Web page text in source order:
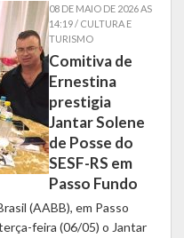
08 DE MAIO DE 2026 AS
14:19 / CULTURA E
TURISMO
Comitiva de
Ernestina
prestigia
Jantar Solene
de Posse do
SESF-RS em
Passo Fundo
(AABB), em Passo
feira (06/05) o Jantar